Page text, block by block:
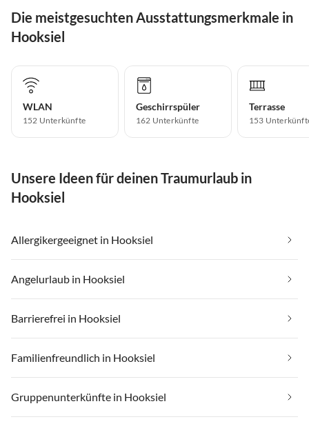
Die meistgesuchten Ausstattungsmerkmale in
Hooksiel
WLAN
152 Unterkünfte
Geschirrspüler
162 Unterkünfte
Terrasse
153
Unsere Ideen für deinen Traumurlaub in
Hooksiel
Allergikergeeignet in Hooksiel
Angelurlaub in Hooksiel
Barrierefrei in Hooksiel
Familienfreundlich in Hooksiel
Gruppenunterkünfte in Hooksiel